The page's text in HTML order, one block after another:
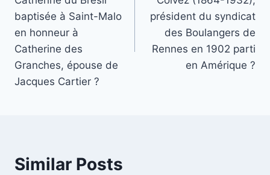
baptisée à Saint-Malo
en honneur à
Catherine des
Granches, épouse de
Jacques Cartier ?
président du syndicat
des Boulangers de
Rennes en 1902 parti
en Amérique ?
Similar Posts